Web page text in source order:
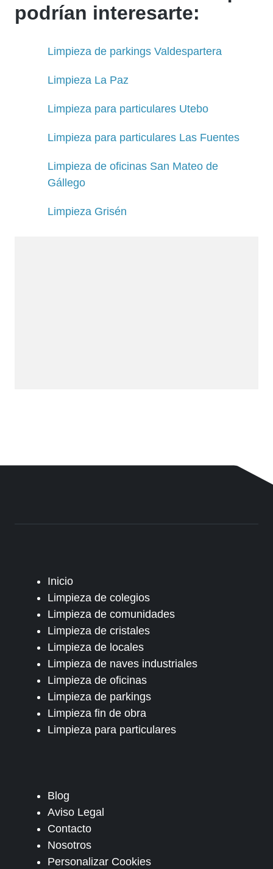
podrían interesarte:
Limpieza de parkings Valdespartera
Limpieza La Paz
Limpieza para particulares Utebo
Limpieza para particulares Las Fuentes
Limpieza de oficinas San Mateo de
Gállego
Limpieza Grisén
Inicio
Limpieza de colegios
Limpieza de comunidades
Limpieza de cristales
Limpieza de locales
Limpieza de naves industriales
Limpieza de oficinas
Limpieza de parkings
Limpieza fin de obra
Limpieza para particulares
Blog
Aviso Legal
Contacto
Nosotros
Personalizar Cookies